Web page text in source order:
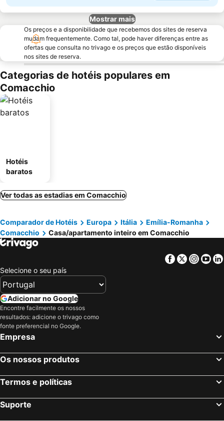
Mostrar mais
Os preços e a disponibilidade que recebemos dos sites de reserva
mudam frequentemente. Como tal, pode haver diferenças entre as
ofertas que consulta no trivago e os preços que estão disponíveis
nos sites de reserva.
Categorias de hotéis populares em
Comacchio
Hotéis
baratos
Ver todas as estadias em Comacchio
Comparador de Hotéis Europa Itália
Emília-Romanha
Comacchio
Casa/apartamento inteiro em Comacchio
Facebook
Twitter
Selecione o seu país
Adicionar no Google
Encontre facilmente os nossos
resultados: adicione o trivago como
fonte preferencial no Google.
Empresa
Os nossos produtos
Termos e políticas
Suporte